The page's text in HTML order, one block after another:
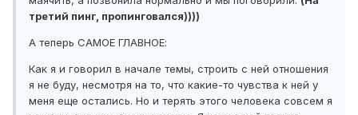
третий пинг, пропинговался))))
А теперь САМОЕ ГЛАВНОЕ:
Как я и говорил в начале темы, строить с ней отношения
я не буду, несмотря на то, что какие-то чувства к ней у
меня еще остались. Но и терять этого человека совсем я